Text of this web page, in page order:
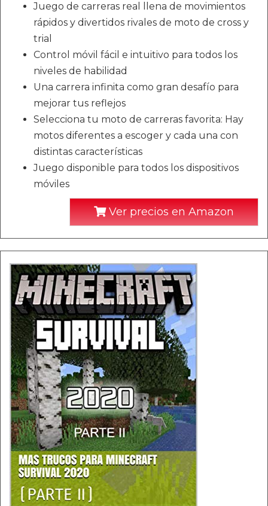
Juego de carreras real llena de movimientos
rápidos y divertidos rivales de moto de cross y
trial
Control móvil fácil e intuitivo para todos los
niveles de habilidad
Una carrera infinita como gran desafío para
mejorar tus reflejos
Selecciona tu moto de carreras favorita: Hay
motos diferentes a escoger y cada una con
distintas características
Juego disponible para todos los dispositivos
móviles
Ver precios en Amazon